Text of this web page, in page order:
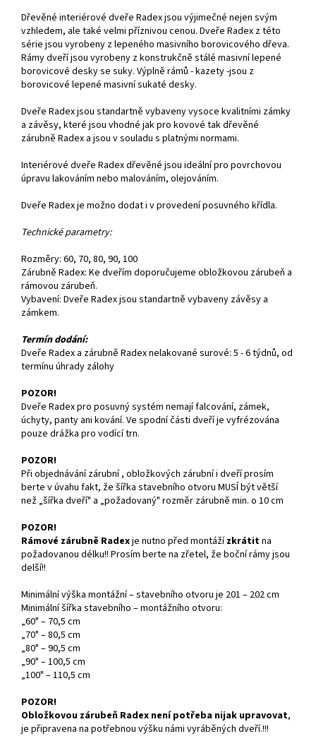
Dřevěné interiérové dveře Radex jsou výjimečné nejen svým
vzhledem, ale také velmi příznivou cenou. Dveře Radex z této
série jsou vyrobeny z lepeného masivního borovicového dřeva.
Rámy dveří jsou vyrobeny z konstrukčně stálé masivní lepené
borovicové desky se suky. Výplně rámů - kazety -jsou z
borovicové lepené masivní sukaté desky.
Dveře Radex jsou standartně vybaveny vysoce kvalitními zámky
a závěsy, které jsou vhodné jak pro kovové tak dřevěné
zárubně Radex a jsou v souladu s platnými normami.
Interiérové dveře Radex dřevěné jsou ideální pro povrchovou
úpravu lakováním nebo malováním, olejováním.
Dveře Radex je možno dodat i v provedení posuvného křídla.
Technické parametry:
Rozměry: 60, 70, 80, 90, 100
Zárubně Radex: Ke dveřím doporučujeme obložkovou zárubeň a
rámovou zárubeň.
Vybavení: Dveře Radex jsou standartně vybaveny závěsy a
zámkem.
Termín dodání:
Dveře Radex a zárubně Radex nelakované surové: 5 - 6 týdnů, od
termínu úhrady zálohy
POZOR!
Dveře Radex pro posuvný systém nemají falcování, zámek,
úchyty, panty ani kování. Ve spodní části dveří je vyfrézována
pouze drážka pro vodící trn.
POZOR!
Při objednávání zárubní , obložkových zárubní i dveří prosím
berte v úvahu fakt, že šířka stavebního otvoru MUSÍ být větší
než „šířka dveří" a „požadovaný" rozměr zárubně min. o 10 cm
POZOR!
Rámové zárubně Radexje nutno před montážízkrátitna
požadovanou délku!! Prosím berte na zřetel, že boční rámy jsou
delší!!
Minimální výška montážní – stavebního otvoru je 201 – 202 cm
Minimální šířka stavebního – montážního otvoru:
„60" – 70,5 cm
„70" – 80,5 cm
„80" – 90,5 cm
„90" – 100,5 cm
„100" – 110,5 cm
POZOR!
Obložkovou zárubeň Radex není potřeba nijak upravovat,
je připravena na potřebnou výšku námi vyráběných dveří.!!!